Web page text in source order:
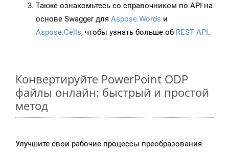
Также ознакомьтесь со справочником по API на
основе Swagger для Aspose.Words и
Aspose.Cells, чтобы узнать больше об REST API.
Конвертируйте PowerPoint ODP
файлы онлайн: быстрый и простой
метод
Улучшите свои рабочие процессы преобразования